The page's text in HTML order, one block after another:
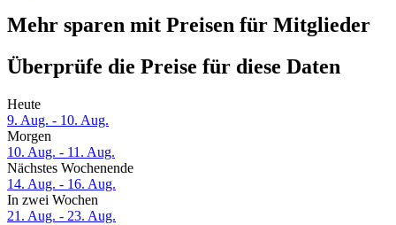
Mehr sparen mit Preisen für Mitglieder
Überprüfe die Preise für diese Daten
Heute
9. Aug. - 10. Aug.
Morgen
10. Aug. - 11. Aug.
Nächstes Wochenende
14. Aug. - 16. Aug.
In zwei Wochen
21. Aug. - 23. Aug.